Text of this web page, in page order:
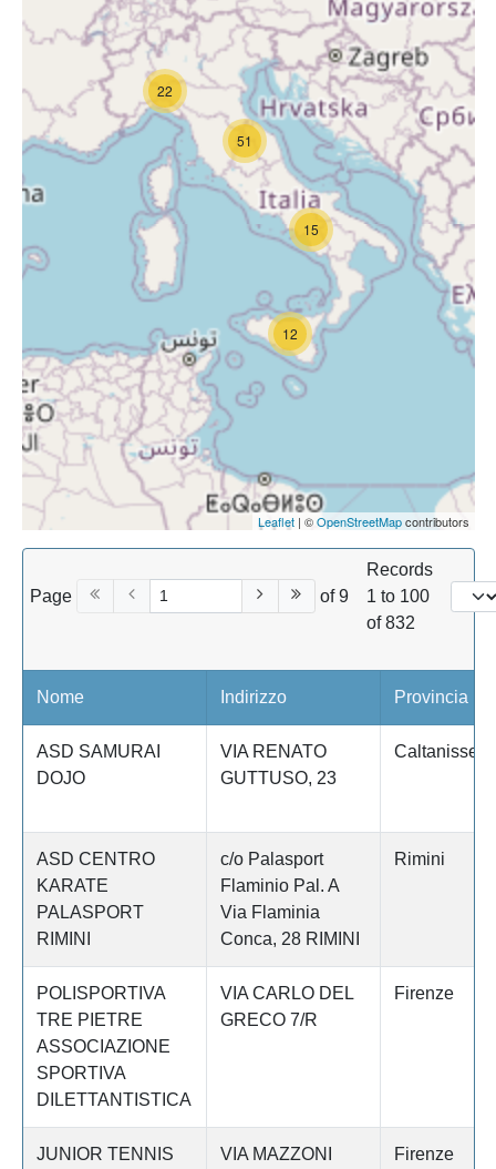
15
12
22
51
Leaflet| ©OpenStreetMapcontributors
Page of 9
Records
1 to 100
of 832
Nome Indirizzo Provincia
ASD SAMURAI
DOJO
VIA RENATO
GUTTUSO, 23
Caltanissetta
ASD CENTRO
KARATE
PALASPORT
RIMINI
c/o Palasport
Flaminio Pal. A
Via Flaminia
Conca, 28 RIMINI
Rimini
POLISPORTIVA
TRE PIETRE
ASSOCIAZIONE
SPORTIVA
DILETTANTISTICA
VIA CARLO DEL
GRECO 7/R
Firenze
JUNIOR TENNIS
VIA MAZZONI Firenze